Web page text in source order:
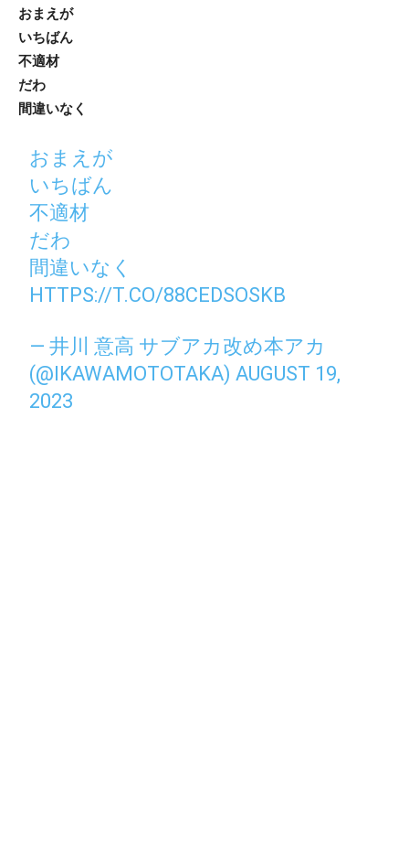
おまえが
いちばん
不適材
だわ
間違いなく
おまえが
いちばん
不適材
だわ
間違いなく
HTTPS://T.CO/88CEDSOSKB
— 井川 意高 サブアカ改め本アカ
(@IKAWAMOTOTAKA)AUGUST 19,
2023